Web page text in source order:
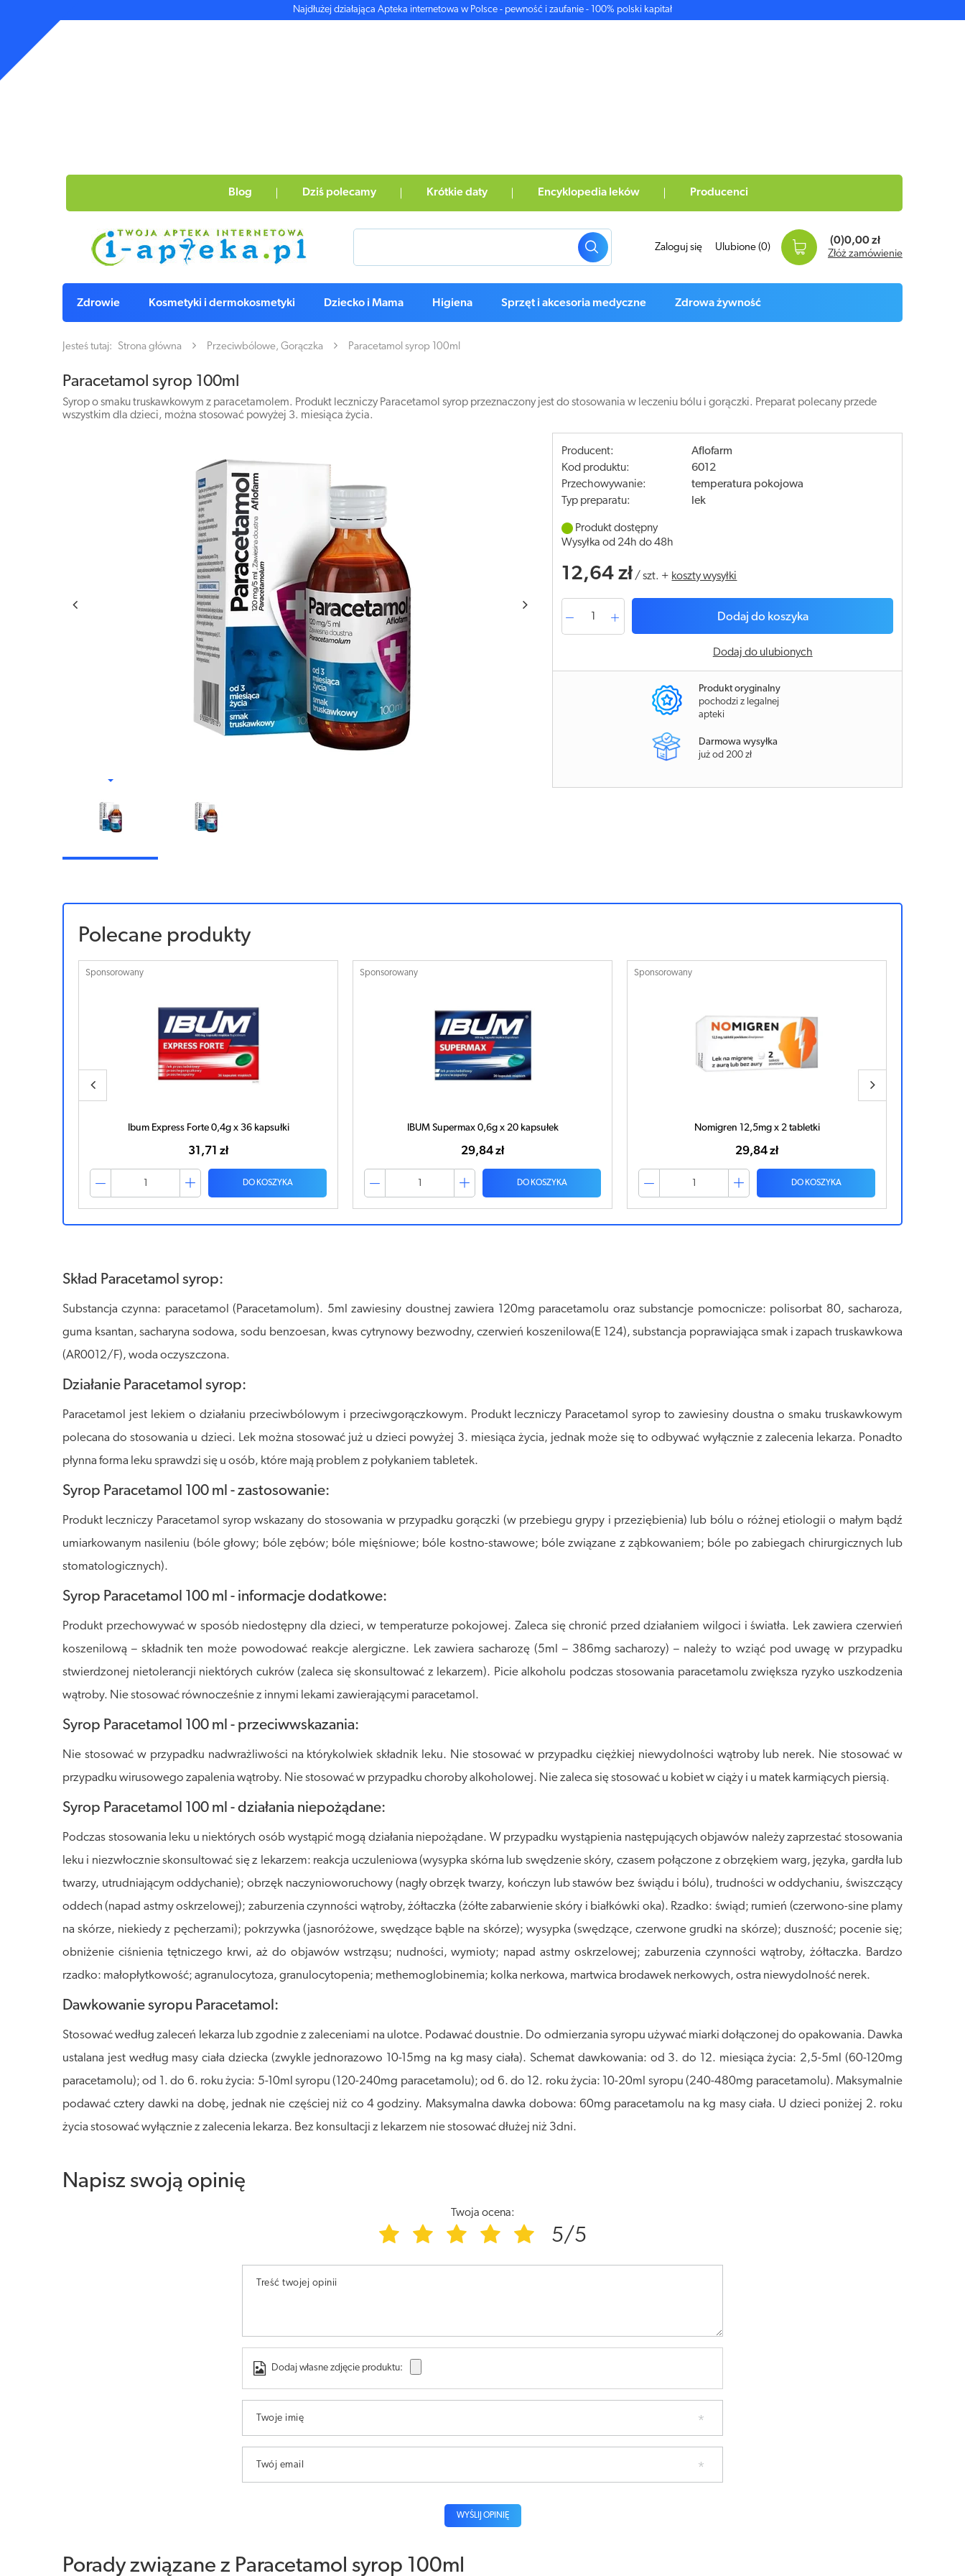
Najdłużej działająca Apteka internetowa w Polsce - pewność i zaufanie - 100% polski kapitał
Blog Dziś polecamy Krótkie daty Encyklopedia leków Producenci
Zaloguj się Ulubione (0)
(0)0,00 zł
Złóż zamówienie
Zdrowie Kosmetyki i dermokosmetyki Dziecko i Mama Higiena Sprzęt i akcesoria medyczne Zdrowa żywność
Jesteś tutaj: Strona główna Przeciwbólowe, Gorączka Paracetamol syrop 100ml
Paracetamol syrop 100ml
Syrop o smaku truskawkowym z paracetamolem. Produkt leczniczy Paracetamol syrop przeznaczony jest do stosowania w leczeniu bólu i gorączki. Preparat polecany przede
wszystkim dla dzieci, można stosować powyżej 3. miesiąca życia.
Producent:
Aflofarm
Kod produktu:
6012
Przechowywanie:
temperatura pokojowa
Typ preparatu:
lek
Produkt dostępny
Wysyłka od 24h do 48h
12,64 zł /szt. + koszty wysyłki
Dodaj do koszyka
Dodaj do ulubionych
Produkt oryginalny
pochodzi z legalnej
apteki
Darmowa wysyłka
już od 200 zł
Polecane produkty
Sponsorowany
Ibum Express Forte 0,4g x 36 kapsułki
31,71 zł
DO KOSZYKA
Sponsorowany
IBUM Supermax 0,6g x 20 kapsułek
29,84 zł
DO KOSZYKA
Sponsorowany
Nomigren 12,5mg x 2 tabletki
29,84 zł
DO KOSZYKA
Skład Paracetamol syrop:
Substancja czynna: paracetamol (Paracetamolum). 5ml zawiesiny doustnej zawiera 120mg paracetamolu oraz substancje pomocnicze: polisorbat 80, sacharoza,
guma ksantan, sacharyna sodowa, sodu benzoesan, kwas cytrynowy bezwodny, czerwień koszenilowa(E 124), substancja poprawiająca smak i zapach truskawkowa
(AR0012/F), woda oczyszczona.
Działanie Paracetamol syrop:
Paracetamol jest lekiem o działaniu przeciwbólowym i przeciwgorączkowym. Produkt leczniczy Paracetamol syrop to zawiesiny doustna o smaku truskawkowym
polecana do stosowania u dzieci. Lek można stosować już u dzieci powyżej 3. miesiąca życia, jednak może się to odbywać wyłącznie z zalecenia lekarza. Ponadto
płynna forma leku sprawdzi się u osób, które mają problem z połykaniem tabletek.
Syrop Paracetamol 100 ml - zastosowanie:
Produkt leczniczy Paracetamol syrop wskazany do stosowania w przypadku gorączki (w przebiegu grypy i przeziębienia) lub bólu o różnej etiologii o małym bądź
umiarkowanym nasileniu (bóle głowy; bóle zębów; bóle mięśniowe; bóle kostno-stawowe; bóle związane z ząbkowaniem; bóle po zabiegach chirurgicznych lub
stomatologicznych).
Syrop Paracetamol 100 ml - informacje dodatkowe:
Produkt przechowywać w sposób niedostępny dla dzieci, w temperaturze pokojowej. Zaleca się chronić przed działaniem wilgoci i światła. Lek zawiera czerwień
koszenilową – składnik ten może powodować reakcje alergiczne. Lek zawiera sacharozę (5ml – 386mg sacharozy) – należy to wziąć pod uwagę w przypadku
stwierdzonej nietolerancji niektórych cukrów (zaleca się skonsultować z lekarzem). Picie alkoholu podczas stosowania paracetamolu zwiększa ryzyko uszkodzenia
wątroby. Nie stosować równocześnie z innymi lekami zawierającymi paracetamol.
Syrop Paracetamol 100 ml - przeciwwskazania:
Nie stosować w przypadku nadwrażliwości na którykolwiek składnik leku. Nie stosować w przypadku ciężkiej niewydolności wątroby lub nerek. Nie stosować w
przypadku wirusowego zapalenia wątroby. Nie stosować w przypadku choroby alkoholowej. Nie zaleca się stosować u kobiet w ciąży i u matek karmiących piersią.
Syrop Paracetamol 100 ml - działania niepożądane:
Podczas stosowania leku u niektórych osób wystąpić mogą działania niepożądane. W przypadku wystąpienia następujących objawów należy zaprzestać stosowania
leku i niezwłocznie skonsultować się z lekarzem: reakcja uczuleniowa (wysypka skórna lub swędzenie skóry, czasem połączone z obrzękiem warg, języka, gardła lub
twarzy, utrudniającym oddychanie); obrzęk naczynioworuchowy (nagły obrzęk twarzy, kończyn lub stawów bez świądu i bólu), trudności w oddychaniu, świszczący
oddech (napad astmy oskrzelowej); zaburzenia czynności wątroby, żółtaczka (żółte zabarwienie skóry i białkówki oka). Rzadko: świąd; rumień (czerwono-sine plamy
na skórze, niekiedy z pęcherzami); pokrzywka (jasnoróżowe, swędzące bąble na skórze); wysypka (swędzące, czerwone grudki na skórze); duszność; pocenie się;
obniżenie ciśnienia tętniczego krwi, aż do objawów wstrząsu; nudności, wymioty; napad astmy oskrzelowej; zaburzenia czynności wątroby, żółtaczka. Bardzo
rzadko: małopłytkowość; agranulocytoza, granulocytopenia; methemoglobinemia; kolka nerkowa, martwica brodawek nerkowych, ostra niewydolność nerek.
Dawkowanie syropu Paracetamol:
Stosować według zaleceń lekarza lub zgodnie z zaleceniami na ulotce. Podawać doustnie. Do odmierzania syropu używać miarki dołączonej do opakowania. Dawka
ustalana jest według masy ciała dziecka (zwykle jednorazowo 10-15mg na kg masy ciała). Schemat dawkowania: od 3. do 12. miesiąca życia: 2,5-5ml (60-120mg
paracetamolu); od 1. do 6. roku życia: 5-10ml syropu (120-240mg paracetamolu); od 6. do 12. roku życia: 10-20ml syropu (240-480mg paracetamolu). Maksymalnie
podawać cztery dawki na dobę, jednak nie częściej niż co 4 godziny. Maksymalna dawka dobowa: 60mg paracetamolu na kg masy ciała. U dzieci poniżej 2. roku
życia stosować wyłącznie z zalecenia lekarza. Bez konsultacji z lekarzem nie stosować dłużej niż 3dni.
Napisz swoją opinię
Twoja ocena:
5/5
Treść twojej opinii
Dodaj własne zdjęcie produktu:
Twoje imię
Twój email
WYŚLIJ OPINIĘ
Porady związane z Paracetamol syrop 100ml